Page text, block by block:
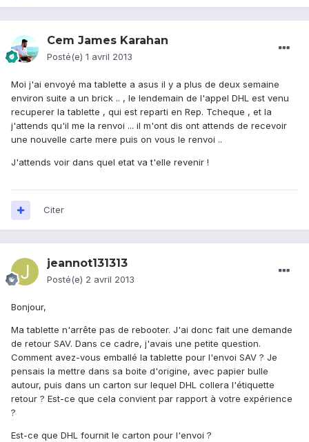
Cem James Karahan
Posté(e) 1 avril 2013
Moi j'ai envoyé ma tablette a asus il y a plus de deux semaine
environ suite a un brick .. , le lendemain de l'appel DHL est venu
recuperer la tablette , qui est reparti en Rep. Tcheque , et la
j'attends qu'il me la renvoi ... il m'ont dis ont attends de recevoir
une nouvelle carte mere puis on vous le renvoi ..
J'attends voir dans quel etat va t'elle revenir !
Citer
jeannot131313
Posté(e) 2 avril 2013
Bonjour,
Ma tablette n'arrête pas de rebooter. J'ai donc fait une demande
de retour SAV. Dans ce cadre, j'avais une petite question.
Comment avez-vous emballé la tablette pour l'envoi SAV ? Je
pensais la mettre dans sa boite d'origine, avec papier bulle
autour, puis dans un carton sur lequel DHL collera l'étiquette
retour ? Est-ce que cela convient par rapport à votre expérience
?
Est-ce que DHL fournit le carton pour l'envoi ?